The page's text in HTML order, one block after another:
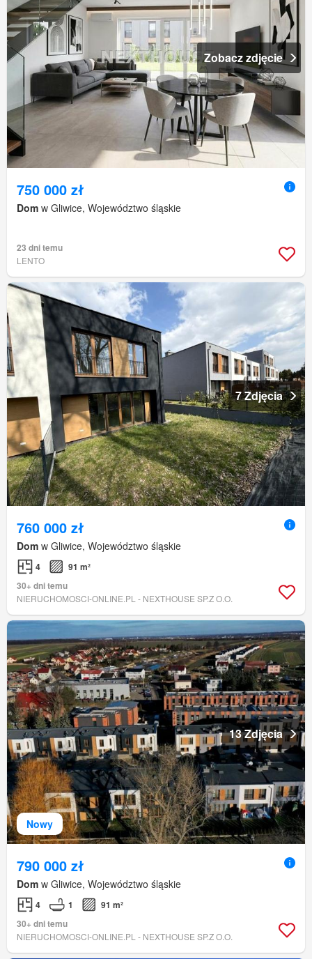
Zobacz zdjęcie
750 000 zł
Dom w Gliwice, Województwo śląskie
23 dni temu
LENTO
7 Zdjęcia
760 000 zł
Dom w Gliwice, Województwo śląskie
4
91 m²
30+ dni temu
NIERUCHOMOSCI-ONLINE.PL - NEXTHOUSE SP.Z O.O.
Nowy
13 Zdjęcia
790 000 zł
Dom w Gliwice, Województwo śląskie
4 1
91 m²
30+ dni temu
NIERUCHOMOSCI-ONLINE.PL - NEXTHOUSE SP.Z O.O.